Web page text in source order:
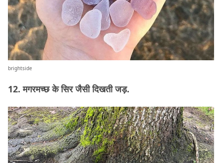
brightside
12. मगरमच्छ के सिर जैसी दिखती जड़.